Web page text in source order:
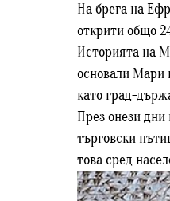
На брега на
открити общо
Историята на
основали Мари
като град-
През онези
търговски
това сред